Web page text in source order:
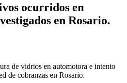
ocurridos en
en Rosario.
de vidrios en automotora e intento
de cobranzas en Rosario.